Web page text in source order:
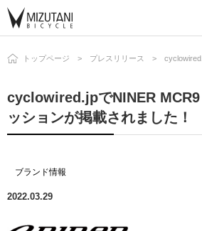
トップページ プレスリリース
cyclowired.jpでNINER MCR9
ッションが掲載されました！
ブランド情報
2022.03.29